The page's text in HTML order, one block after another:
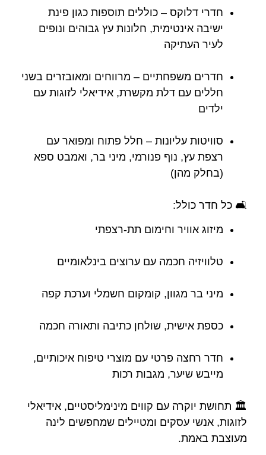
חדרי דלוקס – כוללים תוספות כגון פינת
ישיבה אינטימית, חלונות עץ גבוהים ונופים
לעיר העתיקה
חדרים משפחתיים – מרווחים ומאובזרים בשני
חללים עם דלת מקשרת, אידיאלי לזוגות עם
ילדים
סוויטות עליונות – חלל פתוח ומפואר עם
רצפת עץ, נוף פנורמי, מיני בר, ואמבט ספא
(בחלק מהן)
🛋️ כל חדר כולל:
מיזוג אוויר וחימום תת-רצפתי
טלוויזיה חכמה עם ערוצים בינלאומיים
מיני בר מגוון, קומקום חשמלי וערכת קפה
כספת אישית, שולחן כתיבה ותאורה חכמה
חדר רחצה פרטי עם מוצרי טיפוח איכותיים,
מייבש שיער, מגבות רכות
🏛️ תחושת יוקרה עם קווים מינימליסטיים, אידיאלי
לזוגות, אנשי עסקים ומטיילים שמחפשים לינה
מעוצבת באמת.